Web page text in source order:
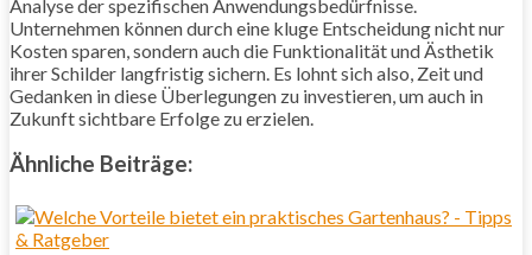
Analyse der spezifischen Anwendungsbedürfnisse.
Unternehmen können durch eine kluge Entscheidung nicht nur
Kosten sparen, sondern auch die Funktionalität und Ästhetik
ihrer Schilder langfristig sichern. Es lohnt sich also, Zeit und
Gedanken in diese Überlegungen zu investieren, um auch in
Zukunft sichtbare Erfolge zu erzielen.
Ähnliche Beiträge: